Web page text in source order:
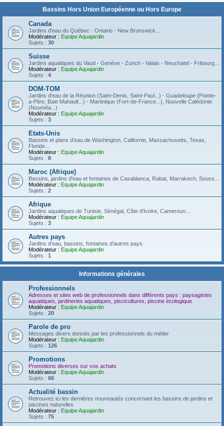
Bassins Hors Union Européenne ou Hors Europe
Canada
Jardins d'eau du Québec - Ontario - New Brunswick...
Modérateur : Equipe Aquajardin
Sujets : 30
Suisse
Jardins aquatiques du Vaud - Genève - Zurich - Valais - Neuchatel - Fribourg...
Modérateur : Equipe Aquajardin
Sujets : 4
DOM-TOM
Jardins d'eau de la Réunion (Saint-Denis, Saint-Paul...) - Guadeloupe (Pointe-
a-Pitre, Baie Mahault...) - Martinique (Fort-de-France...), Nouvelle Calédonie
(Nouméa...)
Modérateur : Equipe Aquajardin
Sujets : 3
Etats-Unis
Bassins et plans d'eau de Washington, Californie, Massachusetts, Texas,
Floride...
Modérateur : Equipe Aquajardin
Sujets : 8
Maroc (Afrique)
Bassins, jardins d'eau et fontaines de Casablanca, Rabat, Marrakech, Souss...
Modérateur : Equipe Aquajardin
Sujets : 2
Afrique
Jardins aquatiques de Tunisie, Sénégal, Côte d'Ivoire, Cameroun...
Modérateur : Equipe Aquajardin
Sujets : 3
Autres pays
Jardins d'eau, bassins, fontaines d'autres pays
Modérateur : Equipe Aquajardin
Sujets : 1
Informations générales
Professionnels
Adresses et sites web de professionnels dans différents pays : paysagistes
aquatiques, jardineries aquatiques, piscicultures, piscine écologique
Modérateur : Equipe Aquajardin
Sujets : 20
Parole de pro
Messages divers donnés par les professionnels du métier
Modérateur : Equipe Aquajardin
Sujets : 126
Promotions
Promotions diverses sur vos achats
Modérateur : Equipe Aquajardin
Sujets : 66
Actualité bassin
Retrouvez ici les dernières nouveautés concernant les bassins de jardins et
piscines naturelles
Modérateur : Equipe Aquajardin
Sujets : 75